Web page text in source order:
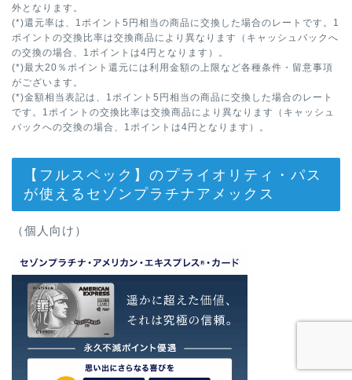
外となります。
(*)還元率は、1ポイント5円相当の商品に交換した場合のレートです。1
ポイントの交換比率は交換商品により異なります（キャッシュバックへ
の交換の場合、1ポイントは4円となります）。
(*)最大20％ポイント還元には利用金額の上限など各種条件・留意事項
がございます。
(*)金額相当表記は、1ポイント5円相当の商品に交換した場合のレート
です。1ポイントの交換比率は交換商品により異なります（キャッシュ
バックへの交換の場合、1ポイントは4円となります）。
【フルスペック】のプライオリティ・パス
が使えるセゾンプラチナアメックス
（個人向け）